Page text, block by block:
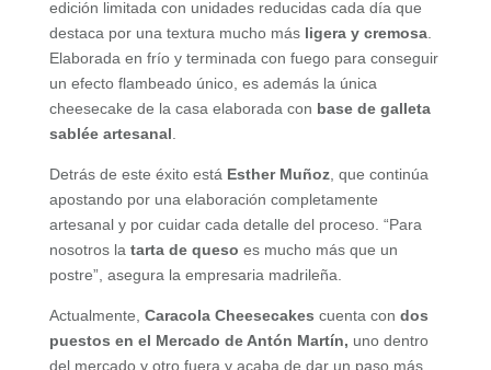
edición limitada con unidades reducidas cada día que
destaca por una textura mucho más ligera y cremosa.
Elaborada en frío y terminada con fuego para conseguir
un efecto flambeado único, es además la única
cheesecake de la casa elaborada con base de galleta
sablée artesanal
Detrás de este éxito está Esther Muñoz, que continúa
apostando por una elaboración completamente
artesanal y por cuidar cada detalle del proceso. “Para
nosotros la tarta de queso es mucho más que un
postre”, asegura la empresaria madrileña.
Actualmente, Caracola Cheesecakes cuenta con dos
puestos en el Mercado de Antón Martín, uno dentro
del mercado y otro fuera y acaba de dar un paso más